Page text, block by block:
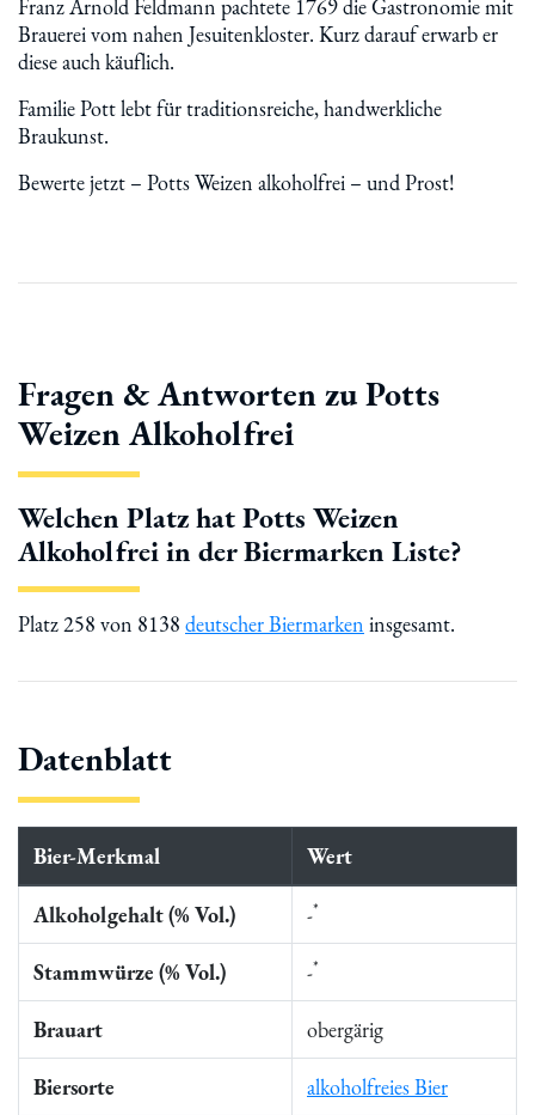
Franz Arnold Feldmann pachtete 1769 die Gastronomie mit
Brauerei vom nahen Jesuitenkloster. Kurz darauf erwarb er
diese auch käuflich.
Familie Pott lebt für traditionsreiche, handwerkliche
Braukunst.
Bewerte jetzt – Potts Weizen alkoholfrei – und Prost!
Fragen & Antworten zu Potts
Weizen Alkoholfrei
Welchen Platz hat Potts Weizen
Alkoholfrei in der Biermarken Liste?
Platz 258 von 8138 deutscher Biermarken insgesamt.
Datenblatt
Bier-Merkmal Wert
Alkoholgehalt (% Vol.) -*
Stammwürze (% Vol.) -*
Brauart obergärig
Biersorte alkoholfreies Bier